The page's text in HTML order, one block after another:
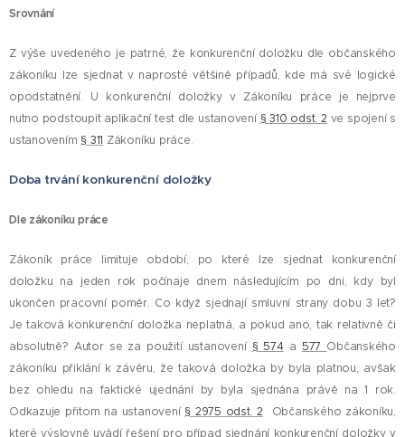
Srovnání
Z výše uvedeného je patrné, že konkurenční doložku dle občanského
zákoníku lze sjednat v naprosté většině případů, kde má své logické
opodstatnění. U konkurenční doložky v Zákoníku práce je nejprve
nutno podstoupit aplikační test dle ustanovení § 310 odst. 2 ve spojení s
ustanovením§ 311 Zákoníku práce.
Doba trvání konkurenční doložky
Dle zákoníku práce
Zákoník práce limituje období, po které lze sjednat konkurenční
doložku na jeden rok počínaje dnem následujícím po dni, kdy byl
ukončen pracovní poměr. Co když sjednají smluvní strany dobu 3 let?
Je taková konkurenční doložka neplatná, a pokud ano, tak relativně či
absolutně? Autor se za použití ustanovení § 574a 577 Občanského
zákoníku přiklání k závěru, že taková doložka by byla platnou, avšak
bez ohledu na faktické ujednání by byla sjednána právě na 1 rok.
Odkazuje přitom na ustanovení§ 2975 odst. 2 Občanského zákoníku,
které výslovně uvádí řešení pro případ sjednání konkurenční doložky v